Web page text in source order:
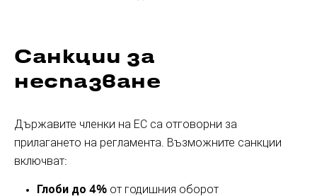
Санкции за
неспазване
Държавите членки на ЕС са отговорни за
прилагането на регламента. Възможните санкции
включват:
Глоби до 4% от годишния оборот